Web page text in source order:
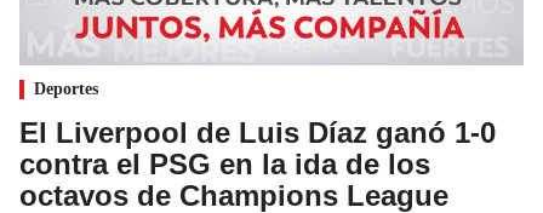
Deportes
El Liverpool de Luis Díaz ganó 1-0
contra el PSG en la ida de los
octavos de Champions League